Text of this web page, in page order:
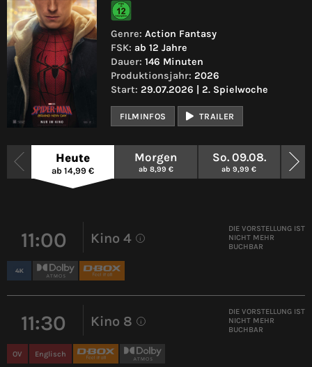
Genre: Action Fantasy
FSK: ab 12 Jahre
Dauer: 146 Minuten
Produktionsjahr: 2026
Start: 29.07.2026 | 2. Spielwoche
FILMINFOS TRAILER
Heute
ab 14,99 €
Morgen
ab 8,99 €
So. 09.08.
ab 9,99 €
11:00 Kino 4 i
DIE VORSTELLUNG IST
NICHT MEHR
BUCHBAR
11:30 Kino 8 i
OV Englisch
DIE VORSTELLUNG IST
NICHT MEHR
BUCHBAR